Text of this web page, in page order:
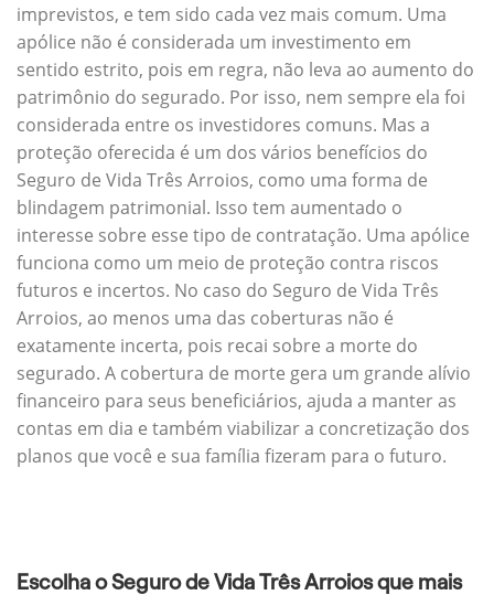
imprevistos, e tem sido cada vez mais comum. Uma
apólice não é considerada um investimento em
sentido estrito, pois em regra, não leva ao aumento do
patrimônio do segurado. Por isso, nem sempre ela foi
considerada entre os investidores comuns. Mas a
proteção oferecida é um dos vários benefícios do
Seguro de Vida Três Arroios, como uma forma de
blindagem patrimonial. Isso tem aumentado o
interesse sobre esse tipo de contratação. Uma apólice
funciona como um meio de proteção contra riscos
futuros e incertos. No caso do Seguro de Vida Três
Arroios, ao menos uma das coberturas não é
exatamente incerta, pois recai sobre a morte do
segurado. A cobertura de morte gera um grande alívio
financeiro para seus beneficiários, ajuda a manter as
contas em dia e também viabilizar a concretização dos
planos que você e sua família fizeram para o futuro.
Escolha o Seguro de Vida Três Arroios que mais